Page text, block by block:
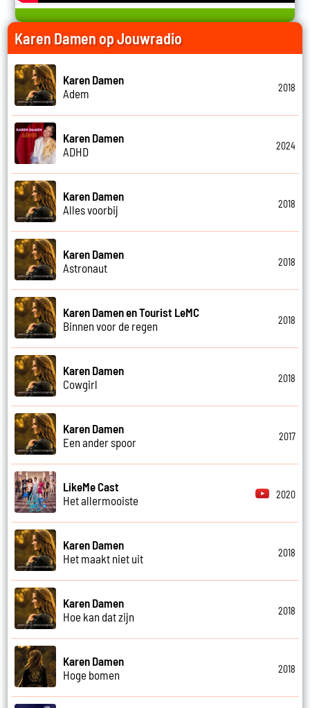
Karen Damen op Jouwradio
Karen Damen
Adem
2018
Karen Damen
ADHD
2024
Karen Damen
Alles voorbij
2018
Karen Damen
Astronaut
2018
Karen Damen en Tourist LeMC
Binnen voor de regen
2018
Karen Damen
Cowgirl
2018
Karen Damen
Een ander spoor
2017
LikeMe Cast
Het allermooiste
2020
Karen Damen
Het maakt niet uit
2018
Karen Damen
Hoe kan dat zijn
2018
Karen Damen
Hoge bomen
2018